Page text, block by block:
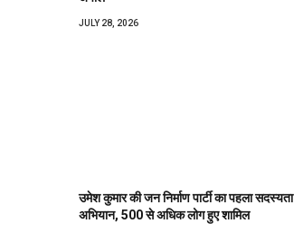
JULY 28, 2026
उमेश कुमार की जन निर्माण पार्टी का पहला सदस्यता
अभियान, 500 से अधिक लोग हुए शामिल